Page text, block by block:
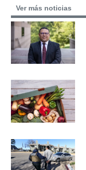
Ver más noticias